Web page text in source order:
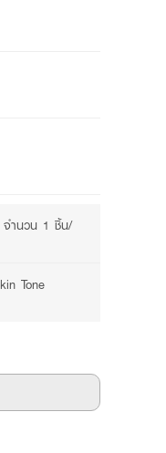
จำนวน 1 ชิ้น/
Tone